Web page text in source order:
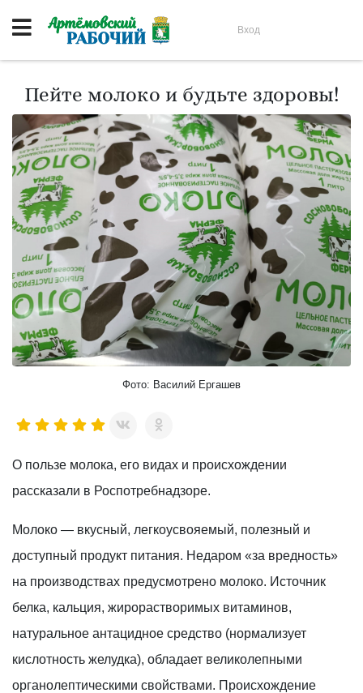
Вход
Пейте молоко и будьте здоровы!
Фото: Василий Ергашев
О пользе молока, его видах и происхождении
рассказали в Роспотребнадзоре.
Молоко — вкусный, легкоусвояемый, полезный и
доступный продукт питания. Недаром «за вредность»
на производствах предусмотрено молоко. Источник
белка, кальция, жирорастворимых витаминов,
натуральное антацидное средство (нормализует
кислотность желудка), обладает великолепными
органолептическими свойствами. Происхождение